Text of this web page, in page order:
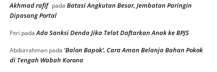
Akhmad rafif pada Batasi Angkutan Besar, Jembatan Paringin
Dipasang Portal
Fitri padaAda Sanksi Denda Jika Telat Daftarkan Anak ke BPJS
Abdurrahman pada ‘Balon Bapok’, Cara Aman Belanja Bahan Pokok
di Tengah Wabah Korona